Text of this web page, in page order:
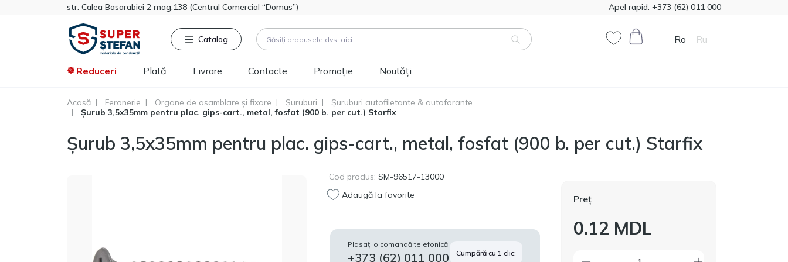
str. Calea Basarabiei 2 mag.138 (Centrul Comercial “Domus”) Apel rapid: +373 (62) 011 000
Catalog Ro Ru
Reduceri Plată Livrare Contacte Promoție Noutăți
Căutat frecvent
Sniezka
Knauf
Produse (3183 )
Hidroizolatie bitum-
polimer FOME FLEX
Mastic, 4,5kg
514.60
Vata minerala Knauf
1200*7800 50mm,
385.00
Cod produs: 453829
Tikkurila Novasil
(baza MRA) 2,7L
MDL
Cod produs:
Primacol Royal Silk 1kg
Acasă Feronerie Organe de asamblare și fixare Șuruburi
Șuruburi autofiletante & autoforante
Șurub 3,5x35mm pentru plac. gips-cart., metal, fosfat (900 b. per cut.) Starfix
Șurub 3,5x35mm pentru plac. gips-cart., metal, fosfat (900 b. per cut.) Starfix
Cod produs: SM-96517-13000
Adaugă la favorite
Plasați o comandă telefonică
+373 (62) 011 000 Cumpără cu 1 clic:
Preț
0.12 MDL